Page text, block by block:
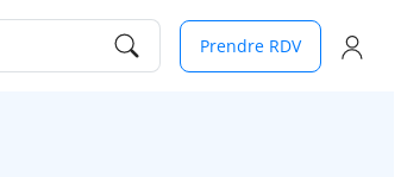
Prendre RDV